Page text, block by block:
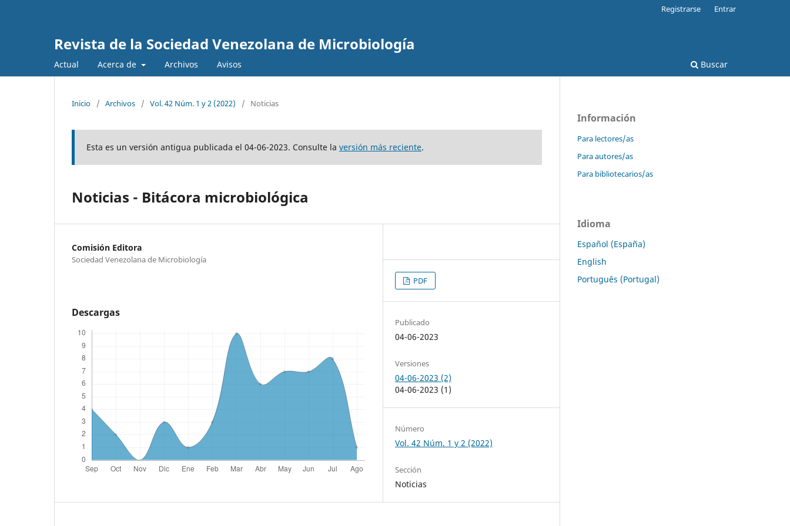
Revista de la Sociedad Venezolana de Microbiología
Actual Acerca de Archivos Avisos Buscar
Registrarse Entrar
Inicio / Archivos / Vol. 42 Núm. 1 y 2 (2022) / Noticias
Esta es un versión antigua publicada el 04-06-2023. Consulte la versión más reciente.
Noticias - Bitácora microbiológica
Comisión Editora
Sociedad Venezolana de Microbiología
Descargas
PDF
Publicado
04-06-2023
Versiones
04-06-2023 (2)
04-06-2023 (1)
Número
Vol. 42 Núm. 1 y 2 (2022)
Sección
Noticias
Información
Para lectores/as
Para autores/as
Para bibliotecarios/as
Idioma
Español (España)
English
Português (Portugal)